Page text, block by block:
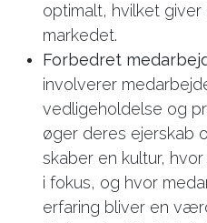
optimalt, hvilket
markedet.
Forbedret
involverer
vedligeholdelse og
øger deres ejerskab
skaber en kultur,
i fokus, og hvor
erfaring bliver en